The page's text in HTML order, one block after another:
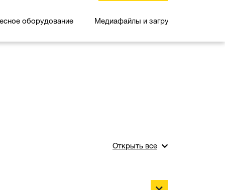
оборудование Медиафайлы и загрузки
Открыть все